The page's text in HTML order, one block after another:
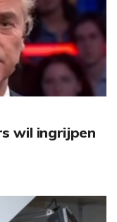
wil ingrijpen